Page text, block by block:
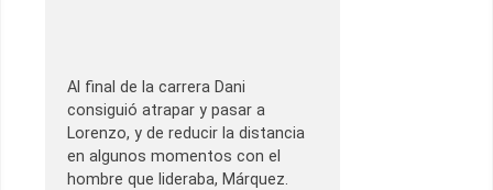
Al final de la carrera Dani
consiguió atrapar y pasar a
Lorenzo, y de reducir la distancia
en algunos momentos con el
hombre que lideraba, Márquez.